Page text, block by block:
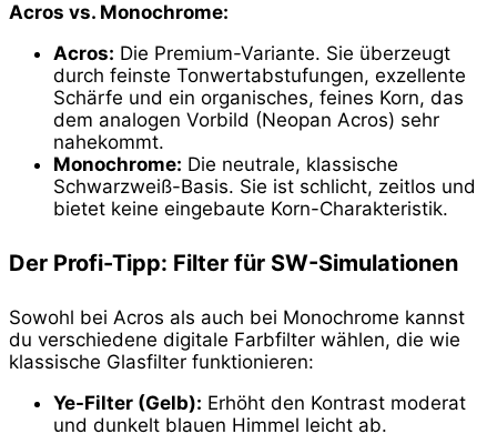
Acros vs. Monochrome:
Acros: Die Premium-Variante. Sie überzeugt
durch feinste Tonwertabstufungen, exzellente
Schärfe und ein organisches, feines Korn, das
dem analogen Vorbild (Neopan Acros) sehr
nahekommt.
Monochrome: Die neutrale, klassische
Schwarzweiß-Basis. Sie ist schlicht, zeitlos und
bietet keine eingebaute Korn-Charakteristik.
Der Profi-Tipp: Filter für SW-Simulationen
Sowohl bei Acros als auch bei Monochrome kannst
du verschiedene digitale Farbfilter wählen, die wie
klassische Glasfilter funktionieren:
Ye-Filter (Gelb): Erhöht den Kontrast moderat
und dunkelt blauen Himmel leicht ab.